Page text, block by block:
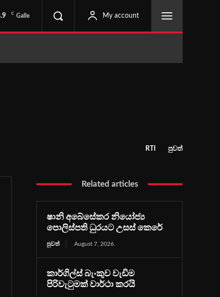
C Galle My account
RTI පුවත්
Related articles
ෂානි අබේසේකර නියෝජ්‍ය
පොලිස්පති ධුරයට උසස් කෙරේ
පුවත් August 7, 2026
කාර්ගිල්ස් බැංකුව වැඩිම
පිරිවැටුමක් වාර්ථා කරයි